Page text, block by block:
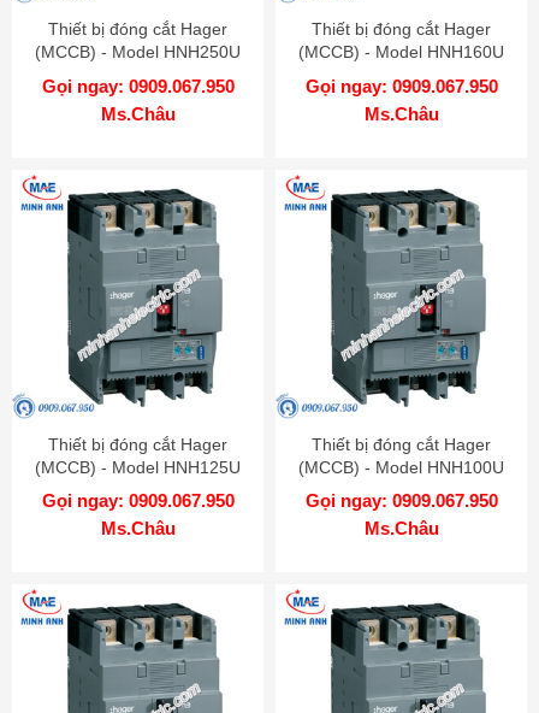
Thiết bị đóng cắt Hager
(MCCB) - Model HNH250U
Gọi ngay: 0909.067.950
Ms.Châu
Thiết bị đóng cắt Hager
(MCCB) - Model HNH160U
Gọi ngay: 0909.067.950
Ms.Châu
Thiết bị đóng cắt Hager
(MCCB) - Model HNH125U
Gọi ngay: 0909.067.950
Ms.Châu
Thiết bị đóng cắt Hager
(MCCB) - Model HNH100U
Gọi ngay: 0909.067.950
Ms.Châu